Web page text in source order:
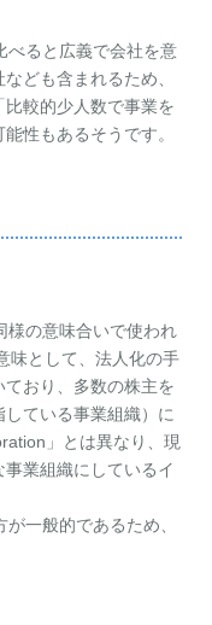
べると広義で会社を意
ども含まれるため、
較的少人数で事業を
性もあるそうです。
様の意味合いで使われ
味として、法人化の手
おり、多数の株主を
ている事業組織）に
」とは異なり、現
業組織にしているイ
一般的であるため、